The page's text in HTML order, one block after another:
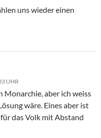
uns wieder einen
UHR
Monarchie, aber ich weiss
wäre. Eines aber ist
das Volk mit Abstand